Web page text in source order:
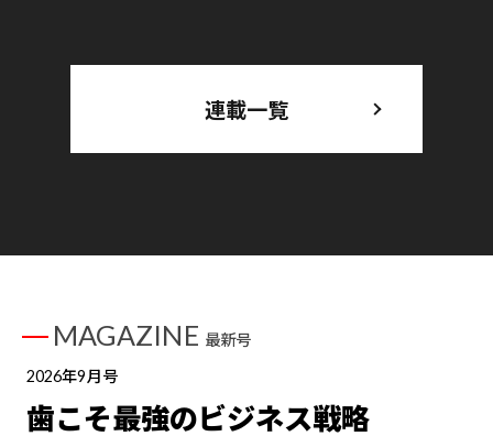
連載一覧
MAGAZINE 最新号
2026年9月号
歯こそ最強のビジネス戦略